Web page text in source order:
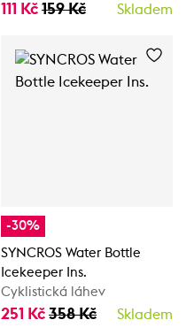
111 Kč 159 Kč Skladem
-30%
SYNCROS Water Bottle
Icekeeper Ins.
Cyklistická láhev
251 Kč 358 Kč Skladem